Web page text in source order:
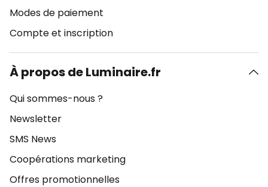
Modes de paiement
Compte et inscription
À propos de Luminaire.fr
Qui sommes-nous ?
Newsletter
SMS News
Coopérations marketing
Offres promotionnelles